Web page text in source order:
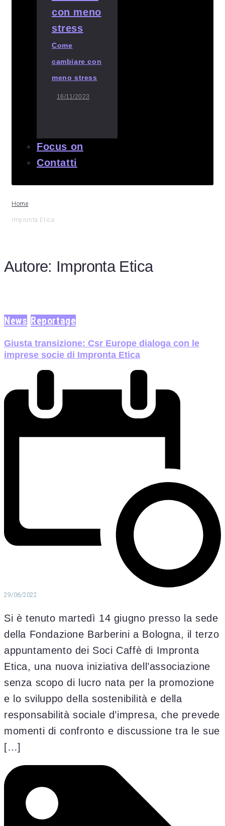
Come
cambiare con
meno stress
16/11/2023
Focus on
Contatti
Home
Impronta Etica
Autore: Impronta Etica
News Reportage
Giusta transizione: Csr Europe dialoga con le
imprese socie di Impronta Etica
29/06/2022
Si è tenuto martedì 14 giugno presso la sede
della Fondazione Barberini a Bologna, il terzo
appuntamento dei Soci Caffè di Impronta
Etica, una nuova iniziativa dell’associazione
senza scopo di lucro nata per la promozione
e lo sviluppo della sostenibilità e della
responsabilità sociale d’impresa, che prevede
momenti di confronto e discussione tra le sue
[…]